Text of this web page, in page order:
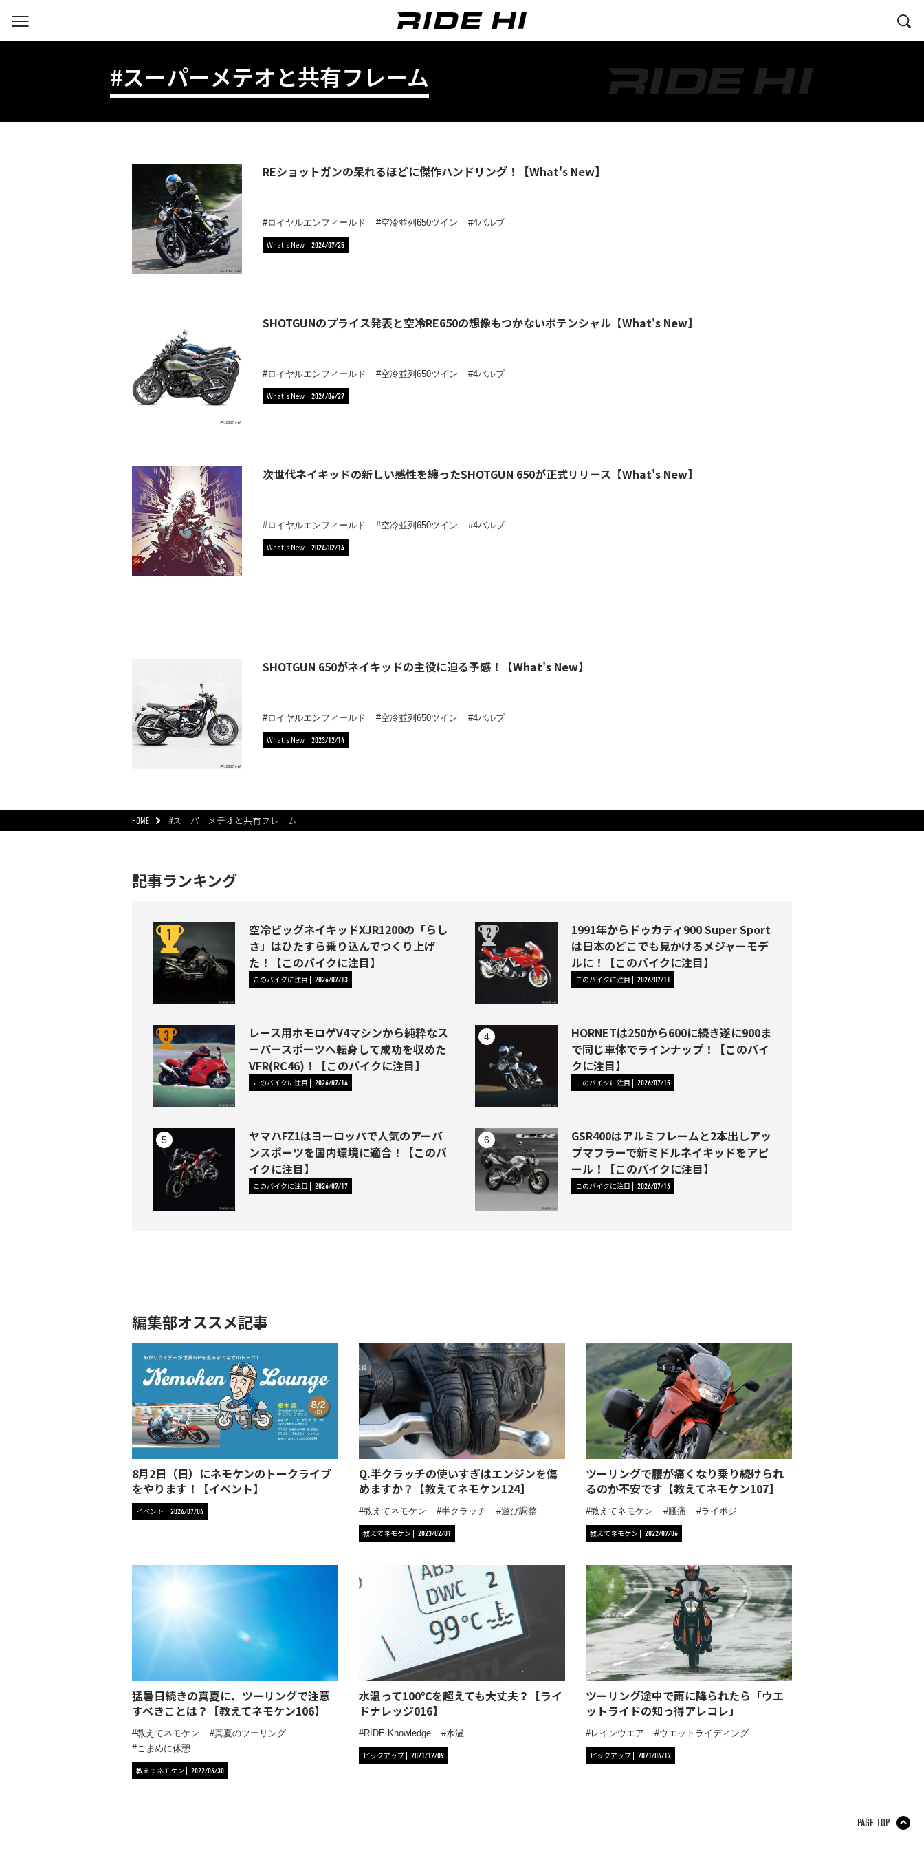
#スーパーメテオと共有フレーム
REショットガンの呆れるほどに傑作ハンドリング！【What's New】
ロイヤルエンフィールド 空冷並列650ツイン 4バルブ
What's New 2024/07/25
SHOTGUNのプライス発表と空冷RE650の想像もつかないポテンシャル【What's New】
ロイヤルエンフィールド 空冷並列650ツイン 4バルブ
What's New 2024/06/27
次世代ネイキッドの新しい感性を纏ったSHOTGUN 650が正式リリース【What's New】
ロイヤルエンフィールド 空冷並列650ツイン 4バルブ
What's New 2024/02/14
SHOTGUN 650がネイキッドの主役に迫る予感！【What's New】
ロイヤルエンフィールド 空冷並列650ツイン 4バルブ
What's New 2023/12/14
HOME #スーパーメテオと共有フレーム
記事ランキング
空冷ビッグネイキッドXJR1200の「らし
さ」はひたすら乗り込んでつくり上げ
た！【このバイクに注目】
このバイクに注目 2026/07/13
1991年からドゥカティ900 Super Sport
は日本のどこでも見かけるメジャーモデ
ルに！【このバイクに注目】
このバイクに注目 2026/07/11
レース用ホモロゲV4マシンから純粋なス
ーパースポーツへ転身して成功を収めた
VFR(RC46)！【このバイクに注目】
このバイクに注目 2026/07/14
HORNETは250から600に続き遂に900ま
で同じ車体でラインナップ！【このバイ
クに注目】
このバイクに注目 2026/07/15
ヤマハFZ1はヨーロッパで人気のアーバ
ンスポーツを国内環境に適合！【このバ
イクに注目】
このバイクに注目 2026/07/17
GSR400はアルミフレームと2本出しアッ
プマフラーで新ミドルネイキッドをアピ
ール！【このバイクに注目】
このバイクに注目 2026/07/16
編集部オススメ記事
8月2日（日）にネモケンのトークライブ
をやります！【イベント】
イベント 2026/07/06
Q.半クラッチの使いすぎはエンジンを傷
めますか？【教えてネモケン124】
教えてネモケン 半クラッチ 遊び調整
教えてネモケン 2023/02/01
ツーリングで腰が痛くなり乗り続けられ
るのか不安です【教えてネモケン107】
教えてネモケン 腰痛 ライポジ
教えてネモケン 2022/07/06
猛暑日続きの真夏に、ツーリングで注意
すべきことは？【教えてネモケン106】
教えてネモケン
真夏のツーリング
こまめに休憩
教えてネモケン 2022/06/30
水温って100℃を超えても大丈夫？【ライ
ドナレッジ016】
RIDE Knowledge 水温
ピックアップ 2021/12/09
ツーリング途中で雨に降られたら「ウエ
ットライドの知っ得アレコレ」
レインウエア ウエットライディング
ピックアップ 2021/06/17
PAGE TOP